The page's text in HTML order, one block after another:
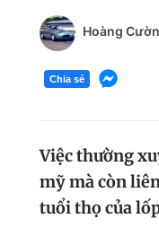
Hoàng
Chia sẻ
Việc thường
mỹ mà còn
tuổi thọ của